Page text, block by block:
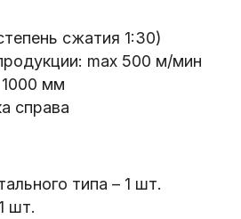
сжатия 1:30)
max 500 м/мин
мм
справа
типа – 1 шт.
шт.